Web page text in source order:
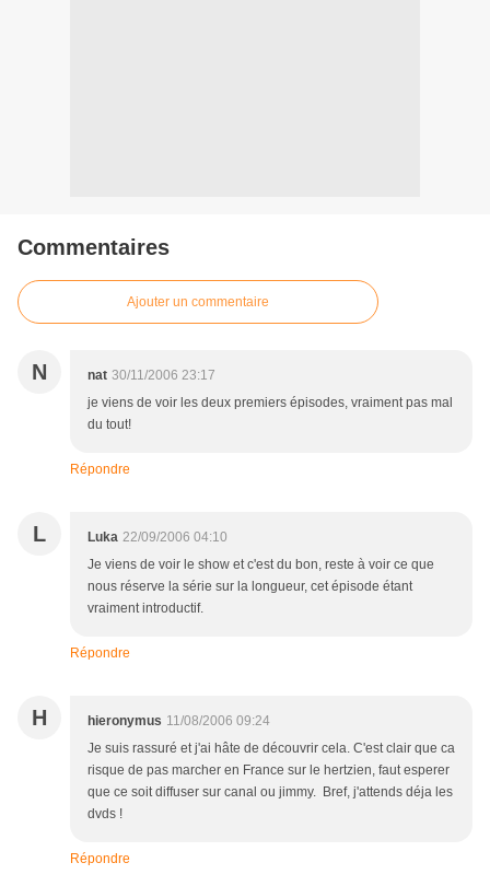
Commentaires
Ajouter un commentaire
N nat 30/11/2006 23:17
je viens de voir les deux premiers épisodes, vraiment pas mal
du tout!
Répondre
L Luka 22/09/2006 04:10
Je viens de voir le show et c'est du bon, reste à voir ce que
nous réserve la série sur la longueur, cet épisode étant
vraiment introductif.
Répondre
H hieronymus 11/08/2006 09:24
Je suis rassuré et j'ai hâte de découvrir cela. C'est clair que ca
risque de pas marcher en France sur le hertzien, faut esperer
que ce soit diffuser sur canal ou jimmy. Bref, j'attends déja les
dvds !
Répondre